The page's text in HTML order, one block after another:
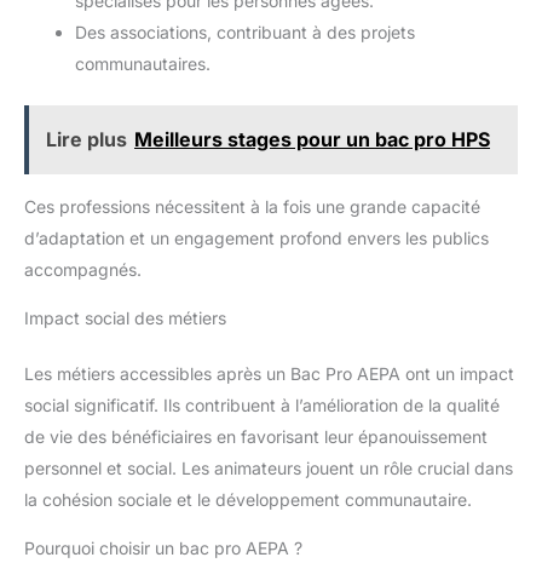
Des associations, contribuant à des projets
communautaires.
Lire plus Meilleurs stages pour un bac pro HPS
Ces professions nécessitent à la fois une grande capacité
d’adaptation et un engagement profond envers les publics
accompagnés.
Impact social des métiers
Les métiers accessibles après un Bac Pro AEPA ont un impact
social significatif. Ils contribuent à l’amélioration de la qualité
de vie des bénéficiaires en favorisant leur épanouissement
personnel et social. Les animateurs jouent un rôle crucial dans
la cohésion sociale et le développement communautaire.
Pourquoi choisir un bac pro AEPA ?